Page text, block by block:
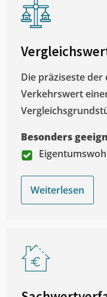
Die präziseste
Verkehrswert
Besonders
Weiterlesen